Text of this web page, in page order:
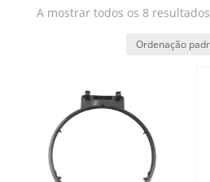
A mostrar todos os 8 resultados